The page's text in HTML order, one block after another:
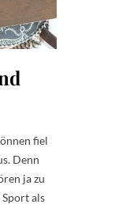
fiel
Denn
ja zu
als